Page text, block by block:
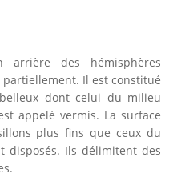
des hémisphères
Il est constitué
dont celui du milieu
appelé vermis. La surface
plus fins que ceux du
disposés. Ils délimitent des